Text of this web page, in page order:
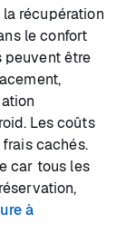
récupération
le confort
peuvent être
Les coûts
cachés.
car tous les
à